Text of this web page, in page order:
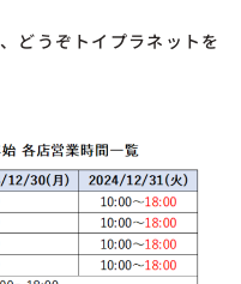
どうぞトイプラネットを